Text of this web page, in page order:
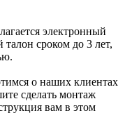
электронный
сроком до 3 лет,
о наших клиентах
сделать монтаж
вам в этом